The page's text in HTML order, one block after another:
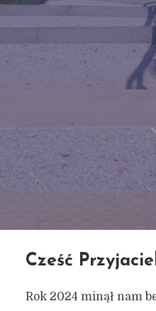
Cześć
Rok 2024 minął nam